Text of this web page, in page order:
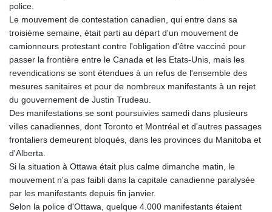
police.
Le mouvement de contestation canadien, qui entre dans sa
troisième semaine, était parti au départ d'un mouvement de
camionneurs protestant contre l'obligation d'être vacciné pour
passer la frontière entre le Canada et les Etats-Unis, mais les
revendications se sont étendues à un refus de l'ensemble des
mesures sanitaires et pour de nombreux manifestants à un rejet
du gouvernement de Justin Trudeau.
Des manifestations se sont poursuivies samedi dans plusieurs
villes canadiennes, dont Toronto et Montréal et d'autres passages
frontaliers demeurent bloqués, dans les provinces du Manitoba et
d'Alberta.
Si la situation à Ottawa était plus calme dimanche matin, le
mouvement n'a pas faibli dans la capitale canadienne paralysée
par les manifestants depuis fin janvier.
Selon la police d'Ottawa, quelque 4.000 manifestants étaient